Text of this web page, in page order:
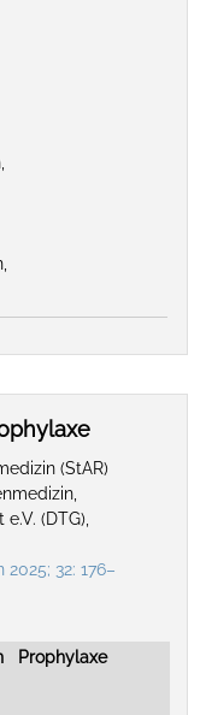
(StAR)
(DTG),
32: 176–
Prophylaxe